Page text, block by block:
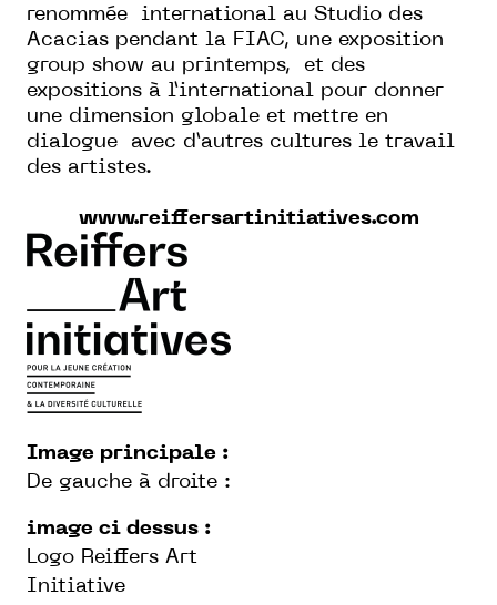
renommée international au Studio des
Acacias pendant la FIAC, une exposition
group show au printemps, et des
expositions à l’international pour donner
une dimension globale et mettre en
dialogue avec d’autres cultures le travail
des artistes.
www.reiffersartinitiatives.com
Image principale :
De gauche à droite :
image ci dessus :
Logo Reiffers Art
Initiative